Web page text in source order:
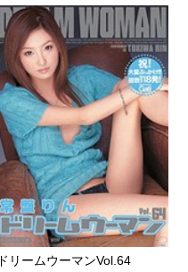
ドリームウーマンVol.64